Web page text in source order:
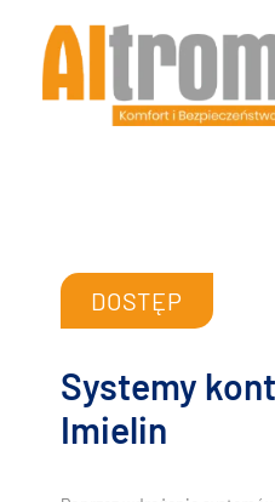
DOSTĘP
Systemy
Imielin